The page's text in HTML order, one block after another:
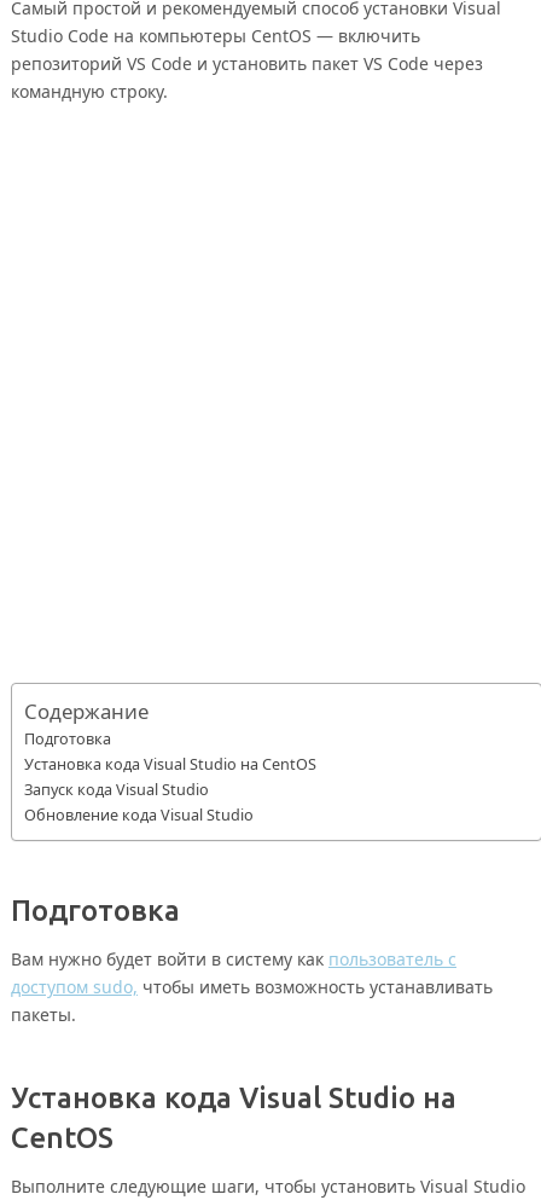
Самый простой и рекомендуемый способ установки Visual
Studio Code на компьютеры CentOS — включить
репозиторий VS Code и установить пакет VS Code через
командную строку.
Содержание
Подготовка
Установка кода Visual Studio на CentOS
Запуск кода Visual Studio
Обновление кода Visual Studio
Подготовка
Вам нужно будет войти в систему как пользователь с
доступом sudo, чтобы иметь возможность устанавливать
пакеты.
Установка кода Visual Studio на
CentOS
Выполните следующие шаги, чтобы установить Visual Studio